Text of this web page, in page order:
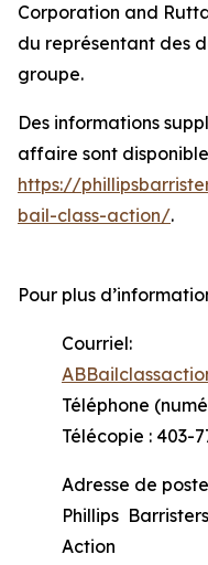
Corporation and
du représentant des
groupe.
Des informations
affaire sont
https://
bail-class-action/.
Pour plus
Courriel:
Téléphone
Télécopie : 403-
Adresse de
Phillips
Action